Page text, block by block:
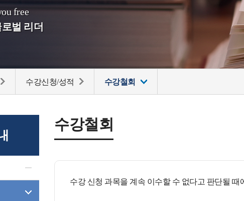
free
벌 리더
수강신청/성적 수강철회
수강철회
수강 신청 과목을 계속 이수할 수 없다고 판단될